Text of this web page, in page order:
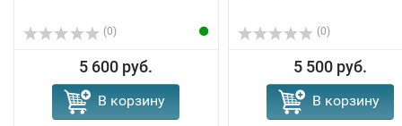
(0)
5 600 руб.
В корзину
(0)
5 500 руб.
В корзину